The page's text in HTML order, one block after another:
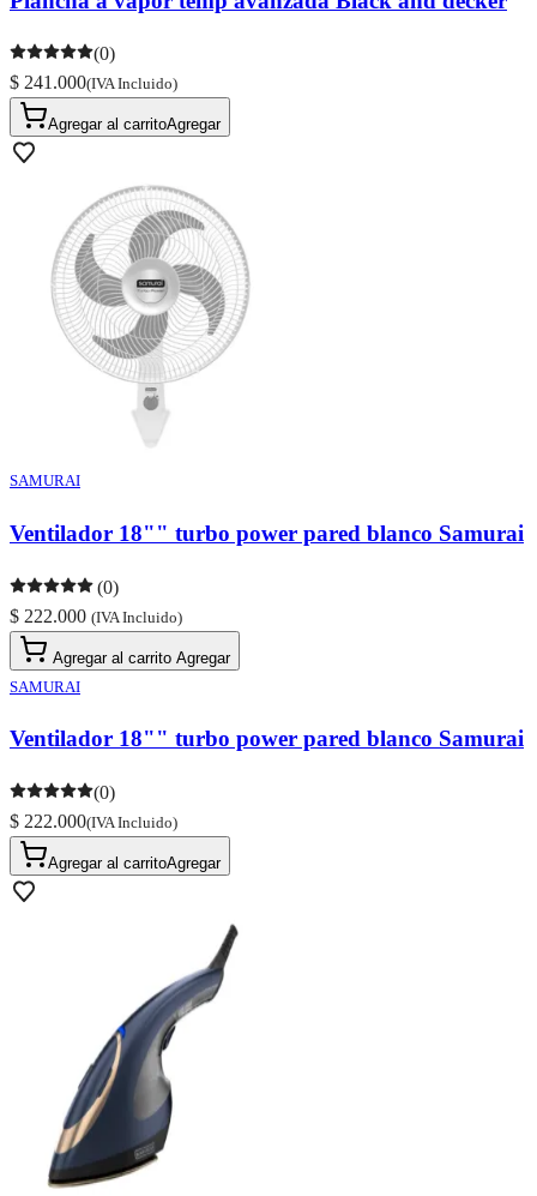
(0)
$ 241.000(IVA Incluido)
Agregar al carritoAgregar
SAMURAI
Ventilador 18"" turbo power pared blanco Samurai
(0)
$ 222.000 (IVA Incluido)
Agregar al carrito Agregar
SAMURAI
Ventilador 18"" turbo power pared blanco Samurai
(0)
$ 222.000(IVA Incluido)
Agregar al carritoAgregar